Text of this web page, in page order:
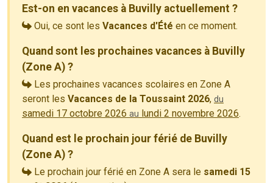
Est-on en vacances à Buvilly actuellement ?
Oui, ce sont les Vacances d'Été en ce moment.
Quand sont les prochaines vacances à Buvilly
(Zone A) ?
Les prochaines vacances scolaires en Zone A
seront les Vacances de la Toussaint 2026, du
samedi 17 octobre 2026 au lundi 2 novembre 2026.
Quand est le prochain jour férié de Buvilly
(Zone A) ?
Le prochain jour férié en Zone A sera le samedi 15